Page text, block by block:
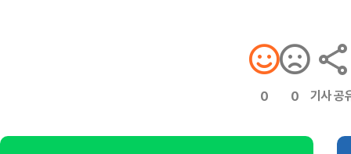
0 0 기사 공